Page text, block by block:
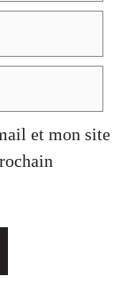
et mon site